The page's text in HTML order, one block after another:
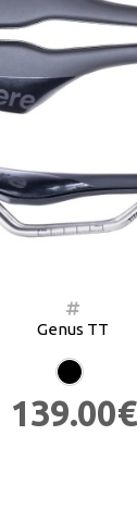
Genus TT
139.00€